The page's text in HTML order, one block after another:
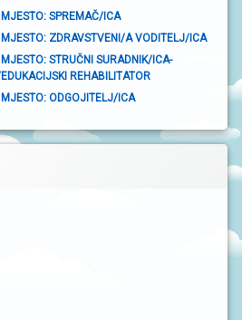
SPREMAČ/ICA
ZDRAVSTVENI/A VODITELJ/ICA
STRUČNI SURADNIK/ICA-
REHABILITATOR
ODGOJITELJ/ICA